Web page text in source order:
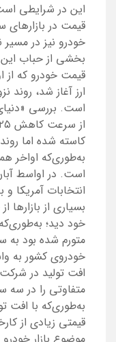
این در شرایطی
قیمت در
خودرو نیز در
بخشی از حباب این
قیمت خودرو که از
ارز آغاز شد،
است. بررسی
کاسته شده اما
است. در اواسط آبان
انتخابات آمریکا
بسیاری از
خود دید؛
متورم شده بود به
خودروی کشور به
افت تولید در
متفاوتی را در سه
به‌طوری‌که با افت
قیمتی زیادی از